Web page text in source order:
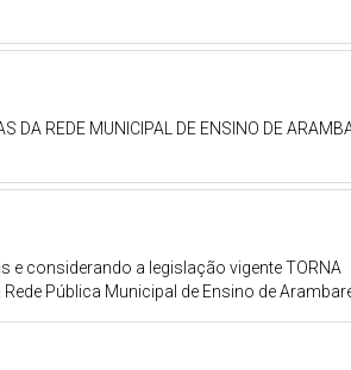
DA REDE MUNICIPAL DE ENSINO DE
e considerando a legislação vigente TORNA
Pública Municipal de Ensino de